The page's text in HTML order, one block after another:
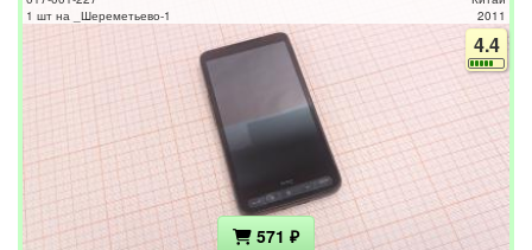
1 шт на _Шереметьево-1
2011
4.4
571 ₽